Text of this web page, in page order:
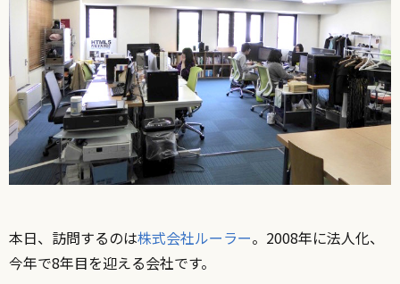
本日、訪問するのは株式会社ルーラー。2008年に法人化、
今年で8年目を迎える会社です。